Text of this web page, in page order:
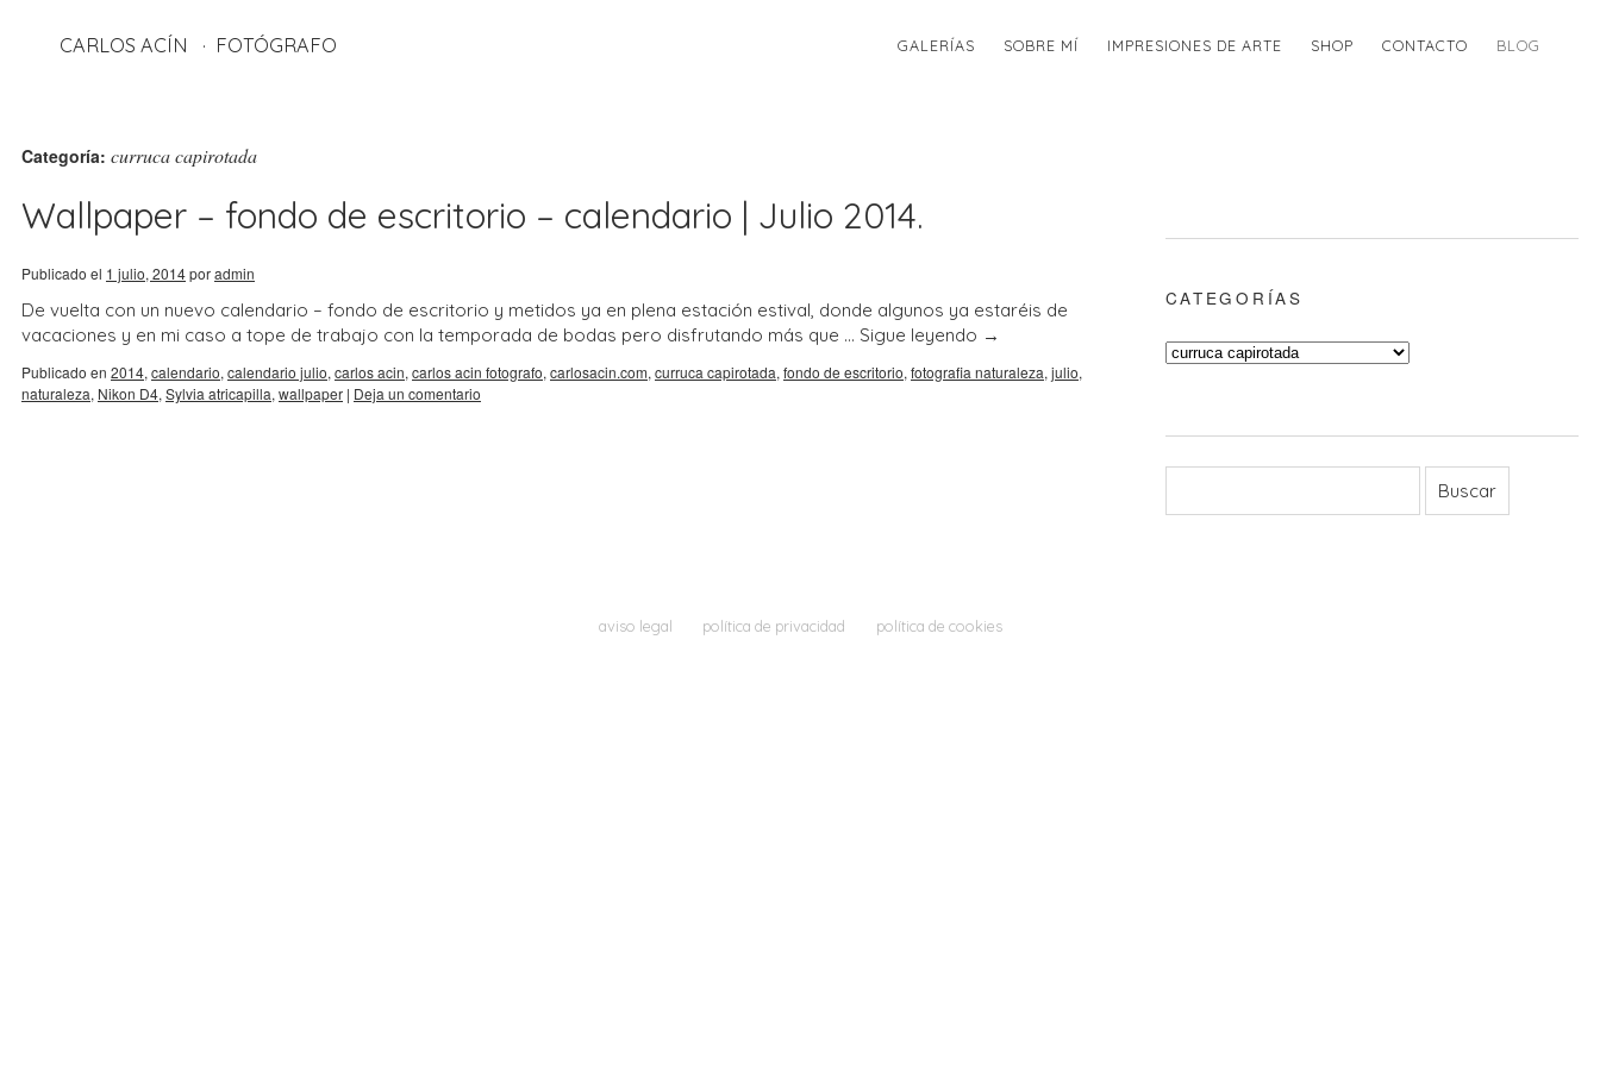
CARLOS ACÍN FOTÓGRAFO GALERÍAS SOBRE MÍ IMPRESIONES DE ARTE SHOP CONTACTO BLOG
Categoría: curruca capirotada
Wallpaper – fondo de escritorio – calendario | Julio 2014.
Publicado el 1 julio, 2014poradmin
De vuelta con un nuevo calendario – fondo de escritorio y metidos ya en plena estación estival, donde algunos ya estaréis de
vacaciones y en mi caso a tope de trabajo con la temporada de bodas pero disfrutando más que … Sigue leyendo →
Publicado en 2014, calendario, calendario julio, carlos acin, carlos acin fotografo, carlosacin.com, curruca capirotada, fondo de escritorio, fotografia naturaleza, julio,
naturaleza, Nikon D4, Sylvia atricapilla, wallpaper | Deja un comentario
CATEGORÍAS
aviso legal política de privacidad política de cookies